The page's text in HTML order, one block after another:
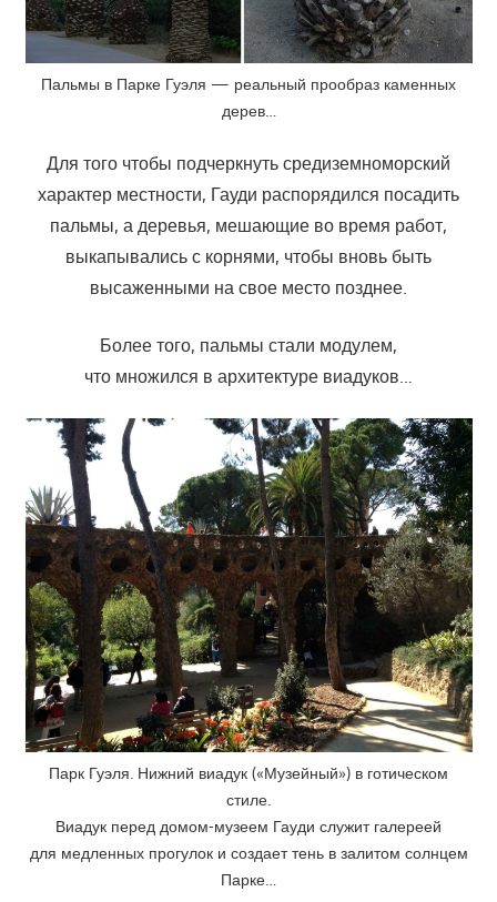
Пальмы в Парке Гуэля — реальный прообраз каменных
дерев…
Для того чтобы подчеркнуть средиземноморский
характер местности, Гауди распорядился посадить
пальмы, а деревья, мешающие во время работ,
выкапывались с корнями, чтобы вновь быть
высаженными на свое место позднее.
Более того, пальмы стали модулем,
что множился в архитектуре виадуков…
Парк Гуэля. Нижний виадук («Музейный») в готическом
стиле.
Виадук перед домом-музеем Гауди служит галереей
для медленных прогулок и создает тень в залитом солнцем
Парке…